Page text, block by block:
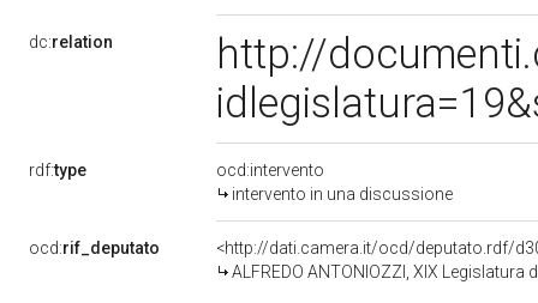
dc:relation
http://
rdf:type
ocd:intervento
intervento in una discussione
ocd:rif_deputato
<http://dati.camera.it/ocd/deputato.rdf/
ALFREDO ANTONIOZZI, XIX Legislatura